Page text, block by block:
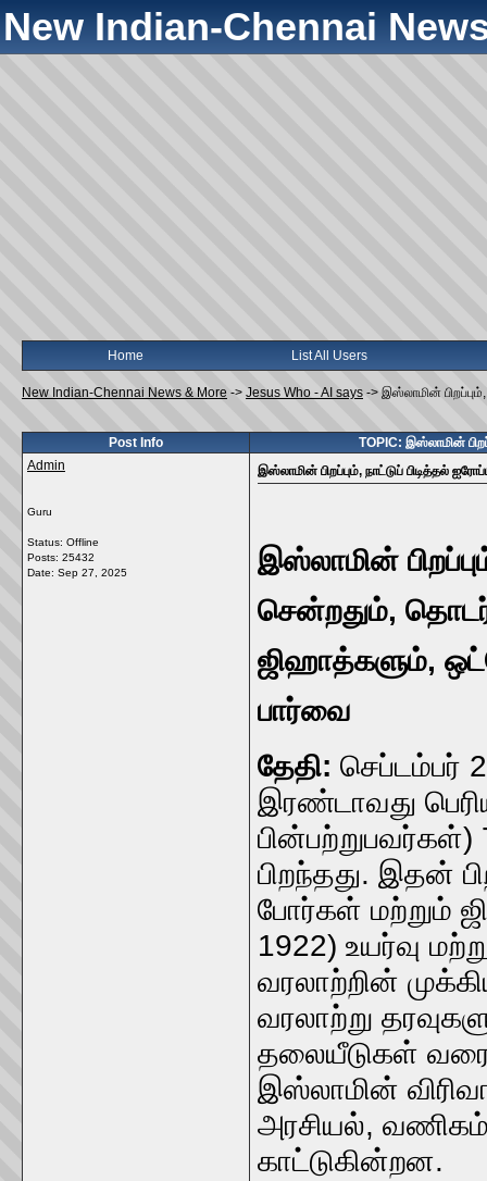
New Indian-Chennai
Home List All Users
New Indian-Chennai News & More -> Jesus Who - AI says -> இஸ்லாமின்
Post Info
TOPIC: இஸ்லாமின்
Admin
Guru
Status: Offline
Posts: 25432
Date: Sep 27, 2025
இஸ்லாமின் பிறப்பும், நாட்டுப் பிடித்தல்
இஸ்லாமின்
சென்றதும்,
ஜிஹாத்களும்,
பார்வை
தேதி: செப்டம்பர்
இரண்டாவது
பிறந்தது. இதன்
போர்கள் மற்றும்
1922) உயர்வு
வரலாற்றின்
வரலாற்று
தலையீடுகள் வரை
இஸ்லாமின்
அரசியல்,
காட்டுகின்றன.